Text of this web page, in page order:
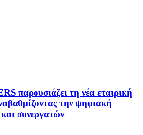
παρουσιάζει τη νέα εταιρική
την ψηφιακή
συνεργατών